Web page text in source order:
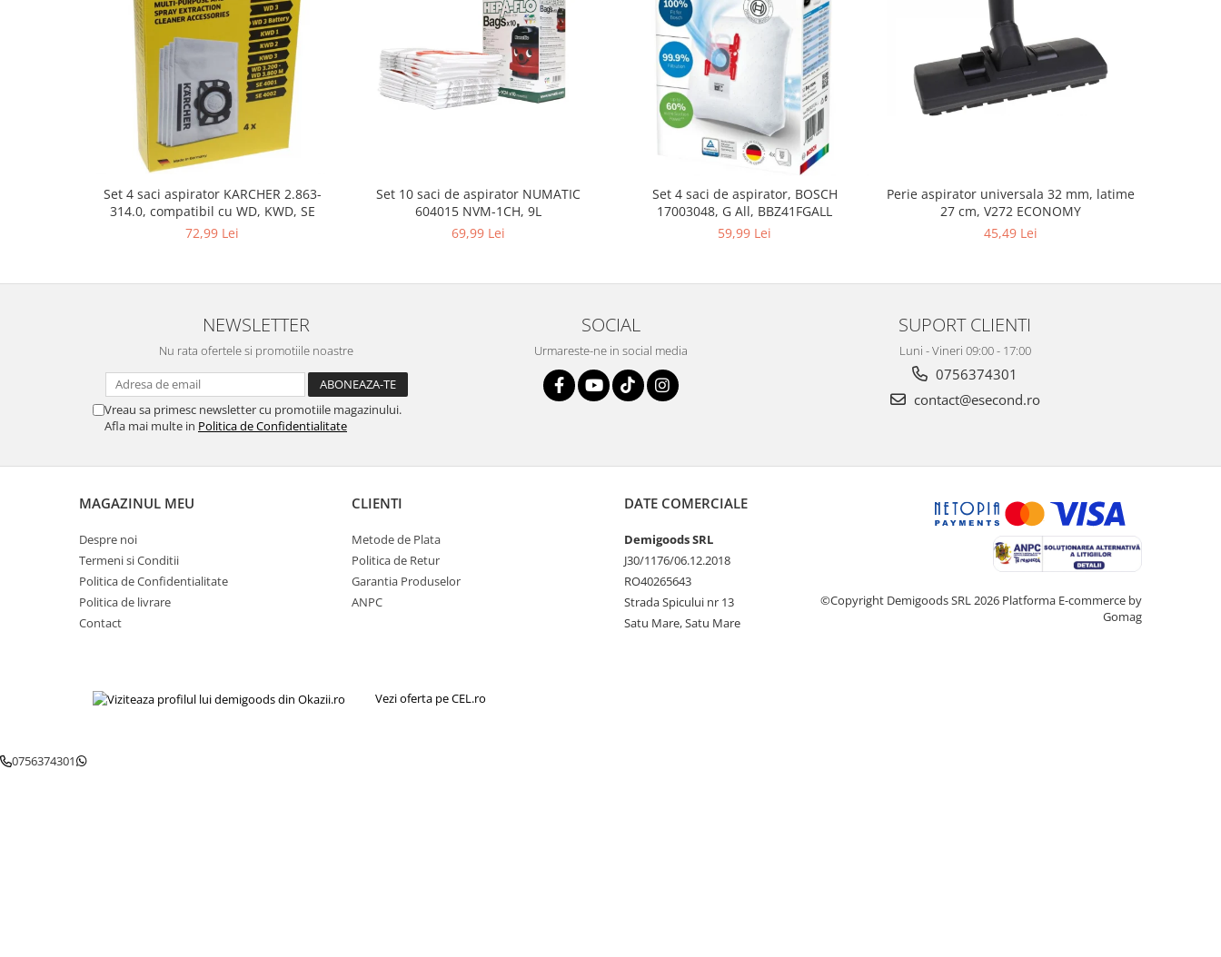
Imbracaminte femei
Imbracaminte si Incaltaminte copii
Gaming, Carti & Birotica
Console, Jocuri & Accesorii
Ingrijire personala & Cosmetice
Accesorii aparate hair styling
Articole Sanatate si Wellness
Consumabile sanitare
Cosmetice si produse ingrijire
Camera copilului
Hrana bebelusi
Igiena si ingrijire
Jucarii si Jocuri
Maternitate
Castroane si adapatori animale
Mobila si transport animale de
companie
Set 4 saci aspirator KARCHER 2.863-
314.0, compatibil cu WD, KWD, SE
72,99 Lei
Set 10 saci de aspirator NUMATIC
604015 NVM-1CH, 9L
69,99 Lei
Set 4 saci de aspirator, BOSCH
17003048, G All, BBZ41FGALL
59,99 Lei
Perie aspirator universala 32 mm, latime
27 cm, V272 ECONOMY
45,49 Lei
NEWSLETTER
Nu rata ofertele si promotiile noastre
Vreau sa primesc newsletter cu promotiile magazinului.
Afla mai multe in Politica de Confidentialitate
SOCIAL
Urmareste-ne in social media
SUPORT CLIENTI
Luni - Vineri 09:00 - 17:00
0756374301
contact@esecond.ro
MAGAZINUL MEU
Despre noi
Termeni si Conditii
Politica de Confidentialitate
Politica de livrare
Contact
CLIENTI
Metode de Plata
Politica de Retur
Garantia Produselor
ANPC
DATE COMERCIALE
Demigoods SRL
J30/1176/06.12.2018
RO40265643
Strada Spicului nr 13
Satu Mare, Satu Mare
©Copyright Demigoods SRL 2026 Platforma E-commerce by
Gomag
Vezi oferta pe CEL.ro
0756374301